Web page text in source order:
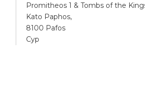
Promitheos 1 & Tombs of the
Kato Paphos,
8100 Pafos
Cyp